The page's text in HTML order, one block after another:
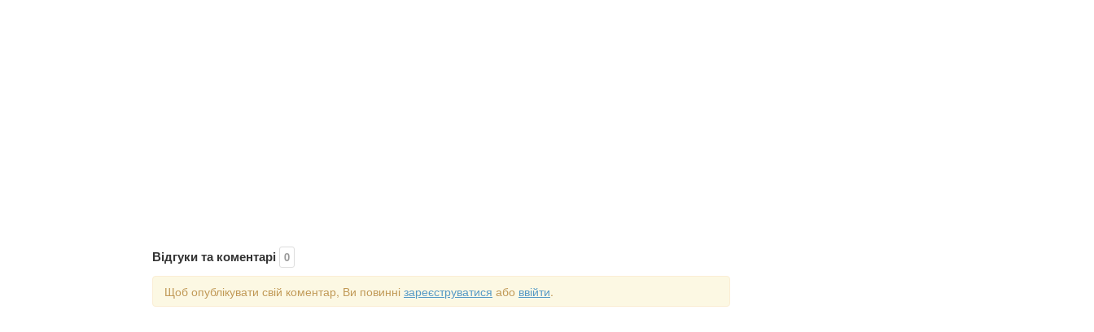
Відгуки та коментарі 0
Щоб опублікувати свій коментар, Ви повинні зареєструватися або ввійти.